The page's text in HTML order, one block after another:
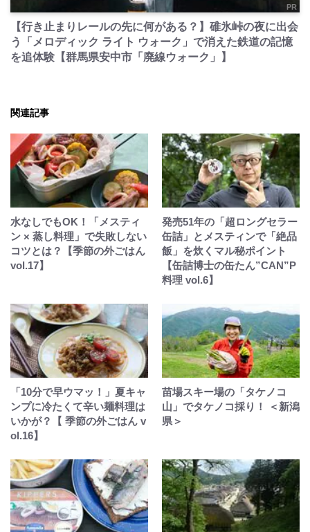
PR
【行き止まりレールの先に何がある？】碓氷峠の夜に出会
う「メロディック ライト ウォーク」で消えた鉄道の記憶
を追体験【群馬県安中市「廃線ウォーク」】
関連記事
水なしでもOK！「メスティ
ン × 蒸し料理」で失敗しない
コツとは？【季節の外ごはん
vol.17】
発売51年の「超ロングセラー
缶詰」とメスティンで「絶品
飯」を炊くマル秘ポイント
【缶詰博士の缶たん”CAN”P
料理 vol.6】
「10分で早ウマッ！」夏キャ
ンプに冷たくて辛い麺料理は
いかが？【 季節の外ごはん v
ol.16】
苗場スキー場の「タケノコ
山」でタケノコ採り！ ＜新潟
県＞